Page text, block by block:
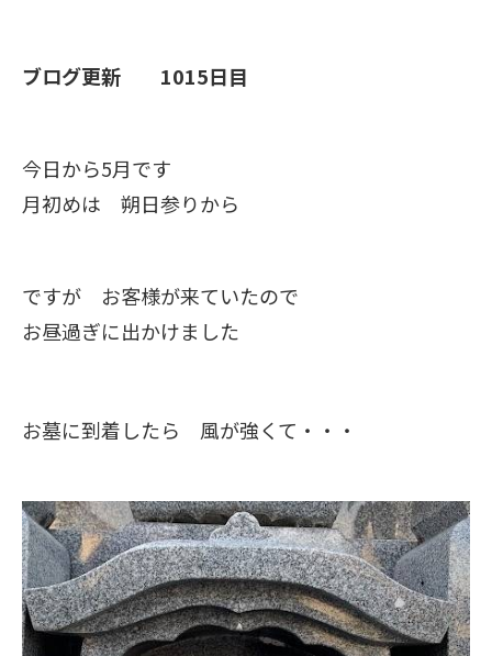
ブログ更新 1015日目
今日から5月です
月初めは 朔日参りから
ですが お客様が来ていたので
お昼過ぎに出かけました
お墓に到着したら 風が強くて・・・